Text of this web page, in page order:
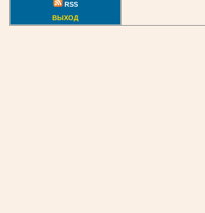
RSS
ВЫХОД